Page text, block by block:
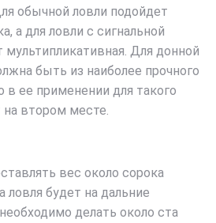
обычной ловли подойдет
а для ловли с сигнальной
мультипликативная. Для донной
быть из наиболее прочного
в ее применении для такого
втором месте.
вес около сорока
ловля будет на дальние
делать около ста